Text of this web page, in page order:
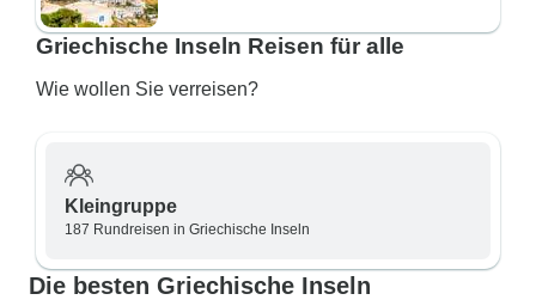
Griechische Inseln Reisen für alle
Wie wollen Sie verreisen?
Kleingruppe
187 Rundreisen in Griechische Inseln
Die besten Griechische Inseln